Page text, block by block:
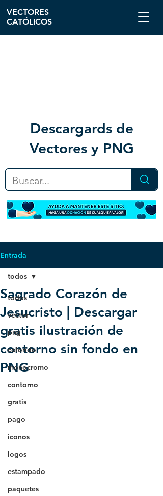
Descargards de
Vectores y PNG
VECTORES
CATÓLICOS
Entrada
todos
vector
png
colorido
monocromo
contorno
gratis
pago
iconos
logos
estampado
paquetes
todos
Sagrado Corazón de
Jesucristo | Descargar
gratis ilustración de
contorno sin fondo en
PNG